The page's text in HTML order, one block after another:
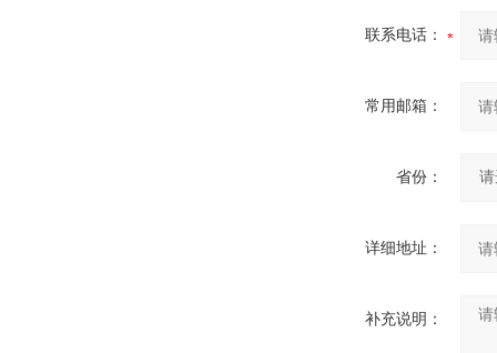
联系电话：
常用邮箱：
省份：
详细地址：
补充说明：